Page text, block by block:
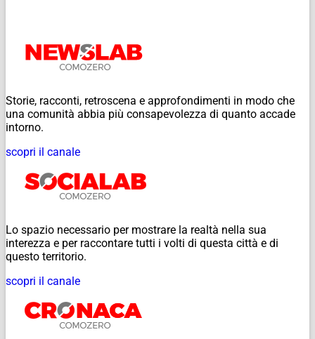
Storie, racconti, retroscena e approfondimenti in modo che
una comunità abbia più consapevolezza di quanto accade
intorno.
scopri il canale
Lo spazio necessario per mostrare la realtà nella sua
interezza e per raccontare tutti i volti di questa città e di
questo territorio.
scopri il canale